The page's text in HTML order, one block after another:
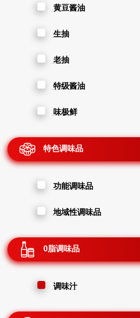
黄豆酱油
生抽
老抽
特级酱油
味极鲜
特色调味品
功能调味品
地域性调味品
0脂调味品
调味汁